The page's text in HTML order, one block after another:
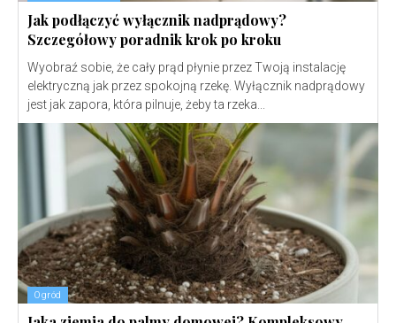
Jak podłączyć wyłącznik nadprądowy?
Szczegółowy poradnik krok po kroku
Wyobraź sobie, że cały prąd płynie przez Twoją instalację
elektryczną jak przez spokojną rzekę. Wyłącznik nadprądowy
jest jak zapora, która pilnuje, żeby ta rzeka...
Ogród